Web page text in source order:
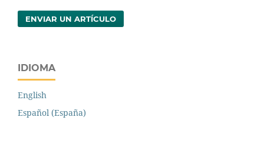
ENVIAR UN ARTÍCULO
IDIOMA
English
Español (España)